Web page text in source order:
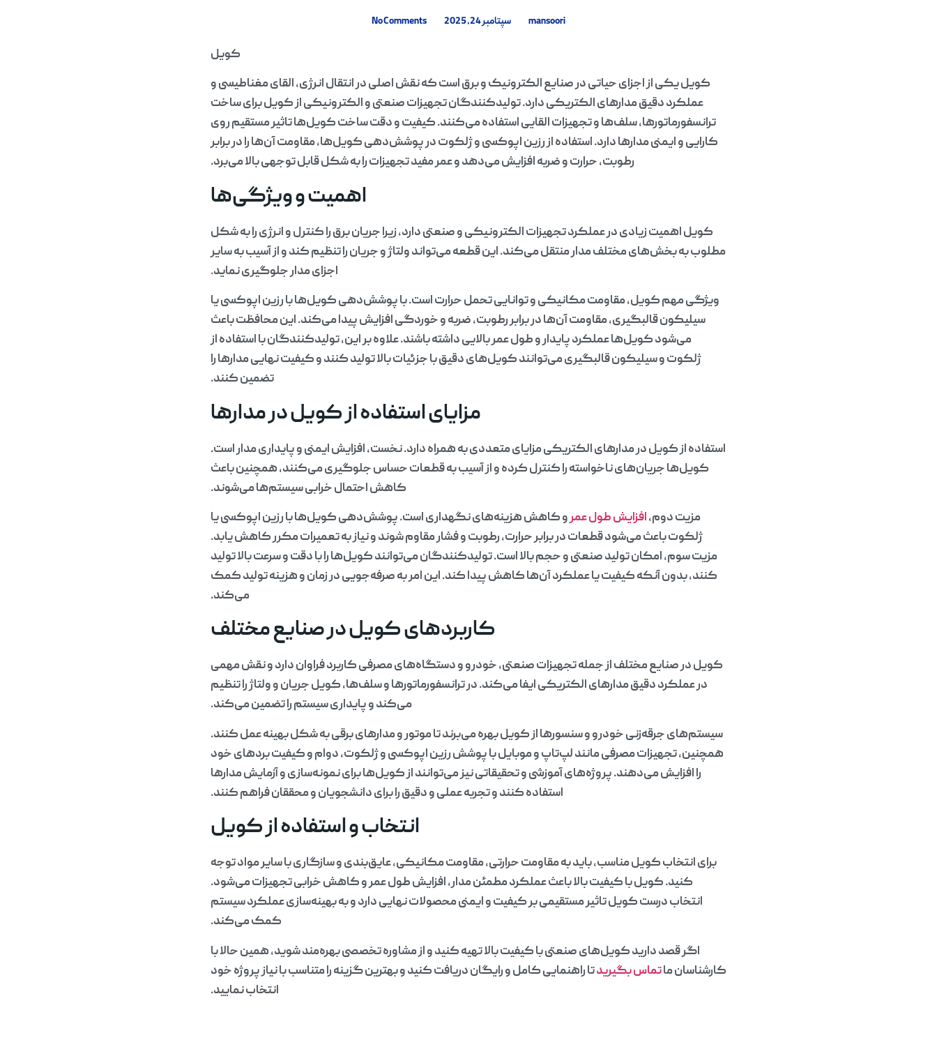
mansoori سپتامبر 24, 2025 No Comments
کویل
کویل یکی از اجزای حیاتی در صنایع الکترونیک و برق است که نقش اصلی در انتقال انرژی، القای مغناطیسی و
عملکرد دقیق مدارهای الکتریکی دارد. تولیدکنندگان تجهیزات صنعتی و الکترونیکی از کویل برای ساخت
ترانسفورماتورها، سلف‌ها و تجهیزات القایی استفاده می‌کنند. کیفیت و دقت ساخت کویل‌ها تاثیر مستقیم روی
کارایی و ایمنی مدارها دارد. استفاده از رزین اپوکسی و ژلکوت در پوشش‌دهی کویل‌ها، مقاومت آن‌ها را در برابر
رطوبت، حرارت و ضربه افزایش می‌دهد و عمر مفید تجهیزات را به شکل قابل توجهی بالا می‌برد.
اهمیت و ویژگی‌ها
کویل اهمیت زیادی در عملکرد تجهیزات الکترونیکی و صنعتی دارد، زیرا جریان برق را کنترل و انرژی را به شکل
مطلوب به بخش‌های مختلف مدار منتقل می‌کند. این قطعه می‌تواند ولتاژ و جریان را تنظیم کند و از آسیب به سایر
اجزای مدار جلوگیری نماید.
ویژگی مهم کویل، مقاومت مکانیکی و توانایی تحمل حرارت است. با پوشش‌دهی کویل‌ها با رزین اپوکسی یا
سیلیکون قالبگیری، مقاومت آن‌ها در برابر رطوبت، ضربه و خوردگی افزایش پیدا می‌کند. این محافظت باعث
می‌شود کویل‌ها عملکرد پایدار و طول عمر بالایی داشته باشند. علاوه بر این، تولیدکنندگان با استفاده از
ژلکوت و سیلیکون قالبگیری می‌توانند کویل‌های دقیق با جزئیات بالا تولید کنند و کیفیت نهایی مدارها را
تضمین کنند.
مزایای استفاده از کویل در مدارها
استفاده از کویل در مدارهای الکتریکی مزایای متعددی به همراه دارد. نخست، افزایش ایمنی و پایداری مدار است.
کویل‌ها جریان‌های ناخواسته را کنترل کرده و از آسیب به قطعات حساس جلوگیری می‌کنند، همچنین باعث
کاهش احتمال خرابی سیستم‌ها می‌شوند.
مزیت دوم،افزایش طول عمرو کاهش هزینه‌های نگهداری است. پوشش‌دهی کویل‌ها با رزین اپوکسی یا
ژلکوت باعث می‌شود قطعات در برابر حرارت، رطوبت و فشار مقاوم شوند و نیاز به تعمیرات مکرر کاهش یابد.
مزیت سوم، امکان تولید صنعتی و حجم بالا است. تولیدکنندگان می‌توانند کویل‌ها را با دقت و سرعت بالا تولید
کنند، بدون آنکه کیفیت یا عملکرد آن‌ها کاهش پیدا کند. این امر به صرفه‌جویی در زمان و هزینه تولید کمک
می‌کند.
کاربردهای کویل در صنایع مختلف
کویل در صنایع مختلف از جمله تجهیزات صنعتی، خودرو و دستگاه‌های مصرفی کاربرد فراوان دارد و نقش مهمی
در عملکرد دقیق مدارهای الکتریکی ایفا می‌کند. در ترانسفورماتورها و سلف‌ها، کویل جریان و ولتاژ را تنظیم
می‌کند و پایداری سیستم را تضمین می‌کند.
سیستم‌های جرقه‌زنی خودرو و سنسورها از کویل بهره می‌برند تا موتور و مدارهای برقی به شکل بهینه عمل کنند.
همچنین، تجهیزات مصرفی مانند لپ‌تاپ و موبایل با پوشش رزین اپوکسی و ژلکوت، دوام و کیفیت بردهای خود
را افزایش می‌دهند. پروژه‌های آموزشی و تحقیقاتی نیز می‌توانند از کویل‌ها برای نمونه‌سازی و آزمایش مدارها
استفاده کنند و تجربه عملی و دقیق را برای دانشجویان و محققان فراهم کنند.
انتخاب و استفاده از کویل
برای انتخاب کویل مناسب، باید به مقاومت حرارتی، مقاومت مکانیکی، عایق‌بندی و سازگاری با سایر مواد توجه
کنید. کویل با کیفیت بالا باعث عملکرد مطمئن مدار، افزایش طول عمر و کاهش خرابی تجهیزات می‌شود.
انتخاب درست کویل تاثیر مستقیمی بر کیفیت و ایمنی محصولات نهایی دارد و به بهینه‌سازی عملکرد سیستم
کمک می‌کند.
اگر قصد دارید کویل‌های صنعتی با کیفیت بالا تهیه کنید و از مشاوره تخصصی بهره‌مند شوید، همین حالا با
کارشناسان ماتماسبگیریدتا راهنمایی کامل و رایگان دریافت کنید و بهترین گزینه را متناسب با نیاز پروژه خود
انتخاب نمایید.